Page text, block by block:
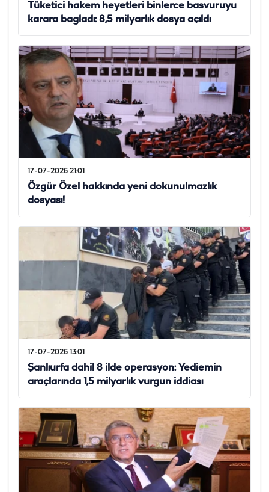
Tüketici hakem heyetleri binlerce basvuruyu
karara bagladı: 8,5 milyarlık dosya açıldı
17-07-2026 21:01
Özgür Özel hakkında yeni dokunulmazlık
dosyası!
17-07-2026 13:01
Şanlıurfa dahil 8 ilde operasyon: Yediemin
araçlarında 1,5 milyarlık vurgun iddiası